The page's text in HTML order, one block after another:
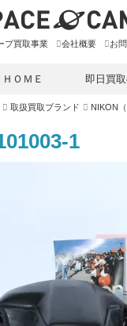
プ買取事業 会社概要 お
ＨＯＭＥ 即日買
取扱買取ブランド NIKON
1